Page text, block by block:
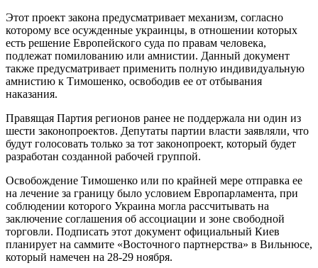
Этот проект закона предусматривает механизм, согласно
которому все осужденные украинцы, в отношении которых
есть решение Европейского суда по правам человека,
подлежат помилованию или амнистии. Данный документ
также предусматривает применить полную индивидуальную
амнистию к Тимошенко, освободив ее от отбывания
наказания.
Правящая Партия регионов ранее не поддержала ни один из
шести законопроектов. Депутаты партии власти заявляли, что
будут голосовать только за тот законопроект, который будет
разработан созданной рабочей группой.
Освобождение Тимошенко или по крайней мере отправка ее
на лечение за границу было условием Европарламента, при
соблюдении которого Украина могла рассчитывать на
заключение соглашения об ассоциации и зоне свободной
торговли. Подписать этот документ официальный Киев
планирует на саммите «Восточного партнерства» в Вильнюсе,
который намечен на 28-29 ноября.